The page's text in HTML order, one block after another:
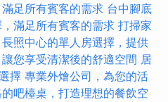
足所有賓客的需求 台中腳底
滿足所有賓客的需求 打掃家
長照中心的單人房選擇，提供
您享受清潔後的舒適空間 居
擇 專業外燴公司，為您的活
吧檯桌，打造理想的餐飲空